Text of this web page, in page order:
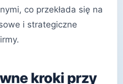
co przekłada się na
i strategiczne
kroki przy